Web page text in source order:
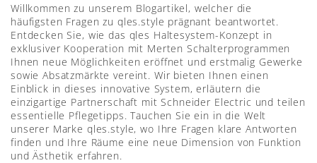
Willkommen zu unserem Blogartikel, welcher die
häufigsten Fragen zu qles.style prägnant beantwortet.
Entdecken Sie, wie das qles Haltesystem-Konzept in
exklusiver Kooperation mit Merten Schalterprogrammen
Ihnen neue Möglichkeiten eröffnet und erstmalig Gewerke
sowie Absatzmärkte vereint. Wir bieten Ihnen einen
Einblick in dieses innovative System, erläutern die
einzigartige Partnerschaft mit Schneider Electric und teilen
essentielle Pflegetipps. Tauchen Sie ein in die Welt
unserer Marke qles.style, wo Ihre Fragen klare Antworten
finden und Ihre Räume eine neue Dimension von Funktion
und Ästhetik erfahren.